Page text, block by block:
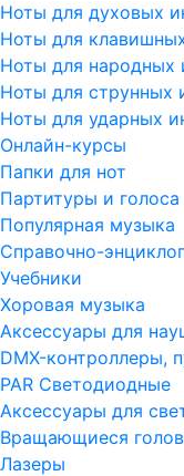
Ноты для духовых
Ноты для
Ноты для народных
Ноты для струнных
Ноты для ударных
Онлайн-курсы
Папки для нот
Партитуры и голоса
Популярная музыка
Справочно-
Учебники
Хоровая музыка
Аксессуары для
DMX-контроллеры,
PAR Светодиодные
Аксессуары для
Вращающиеся
Лазеры